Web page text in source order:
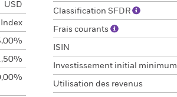
USD
Classification SFDR
Frais courants
ISIN
Investissement initial minimum
Utilisation des revenus